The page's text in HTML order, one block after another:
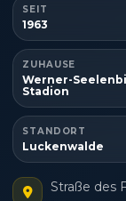
SEIT
1963
ZUHAUSE
Werner-
Stadion
STANDORT
Luckenwalde
Straße des